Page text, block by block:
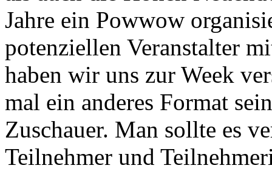
Jahre ein Powwow
potenziellen Veranstalter
haben wir uns zur Week
mal ein anderes Format
Zuschauer. Man sollte es
Teilnehmer und